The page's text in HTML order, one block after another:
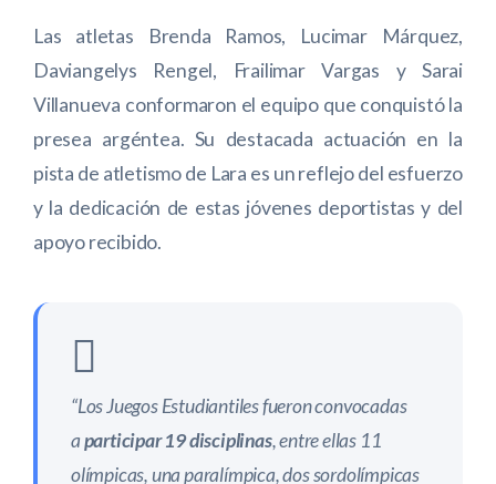
Las atletas Brenda Ramos, Lucimar Márquez,
Daviangelys Rengel, Frailimar Vargas y Sarai
Villanueva conformaron el equipo que conquistó la
presea argéntea. Su destacada actuación en la
pista de atletismo de Lara es un reflejo del esfuerzo
y la dedicación de estas jóvenes deportistas y del
apoyo recibido.
“Los Juegos Estudiantiles fueron convocadas
aparticipar 19 disciplinas, entre ellas 11
olímpicas, una paralímpica, dos sordolímpicas